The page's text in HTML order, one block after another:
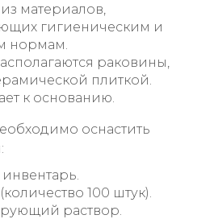
материалов,
гигиеническим и
нормам.
раковины,
плиткой.
к основанию.
оснастить
100 штук).
раствор.